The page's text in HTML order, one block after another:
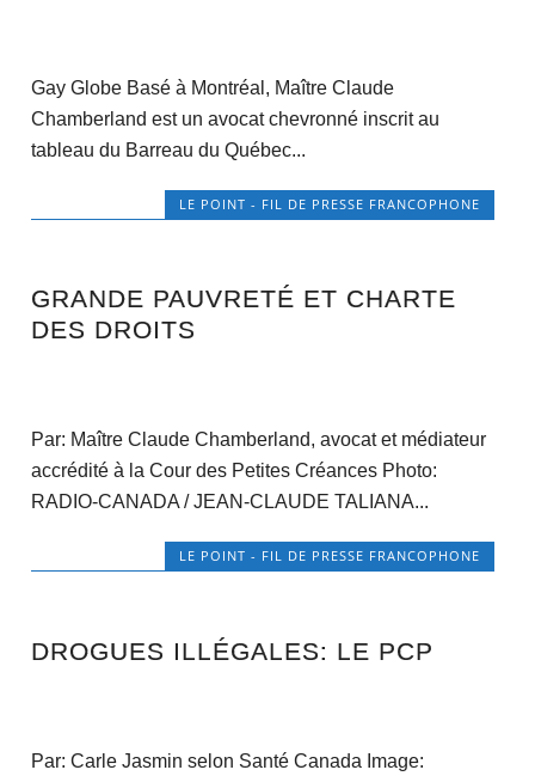
Gay Globe Basé à Montréal, Maître Claude
Chamberland est un avocat chevronné inscrit au
tableau du Barreau du Québec...
LE POINT - FIL DE PRESSE FRANCOPHONE
GRANDE PAUVRETÉ ET CHARTE
DES DROITS
Par: Maître Claude Chamberland, avocat et médiateur
accrédité à la Cour des Petites Créances Photo:
RADIO-CANADA / JEAN-CLAUDE TALIANA...
LE POINT - FIL DE PRESSE FRANCOPHONE
DROGUES ILLÉGALES: LE PCP
Par: Carle Jasmin selon Santé Canada Image: